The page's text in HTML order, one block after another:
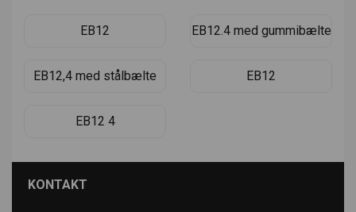
EB12 EB12.4 med gummibælte
EB12,4 med stålbælte EB12
EB12 4
KONTAKT